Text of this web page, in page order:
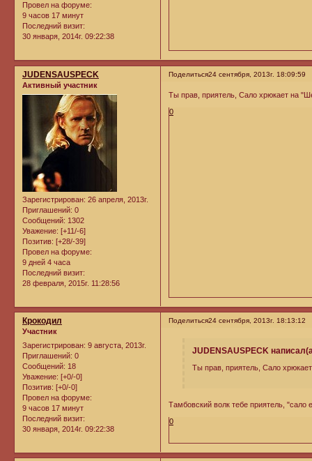
Провел на форуме:
9 часов 17 минут
Последний визит:
30 января, 2014г. 09:22:38
Поделиться24 сентября, 2013г. 18:09:59
JUDENSAUSPECK
Активный участник
Зарегистрирован: 26 апреля, 2013г.
Приглашений: 0
Сообщений: 1302
Уважение: [+11/-6]
Позитив: [+28/-39]
Провел на форуме:
9 дней 4 часа
Последний визит:
28 февраля, 2015г. 11:28:56
Ты прав, приятель, Сало хрюкает на
0
Поделиться24 сентября, 2013г. 18:13:12
Крокодил
Участник
Зарегистрирован: 9 августа, 2013г.
Приглашений: 0
Сообщений: 18
Уважение: [+0/-0]
Позитив: [+0/-0]
Провел на форуме:
9 часов 17 минут
Последний визит:
30 января, 2014г. 09:22:38
JUDENSAUSPECK
Ты прав, приятель, Сало
Тамбовский волк тебе приятель, "сало
0